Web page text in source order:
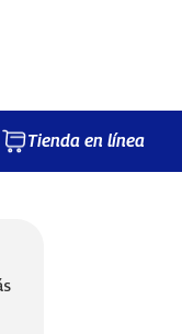
Tienda en línea